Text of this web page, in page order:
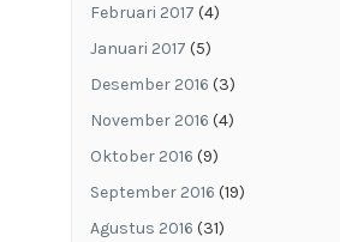
Februari 2017 (4)
Januari 2017 (5)
Desember 2016 (3)
November 2016 (4)
Oktober 2016 (9)
September 2016 (19)
Agustus 2016 (31)